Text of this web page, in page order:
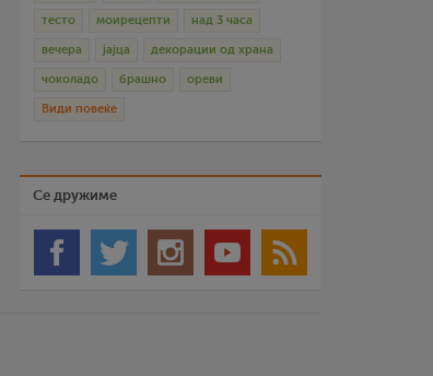
тесто моирецепти над 3 часа
вечера јајца декорации од храна
чоколадо брашно ореви
Види повеќе
Се дружиме